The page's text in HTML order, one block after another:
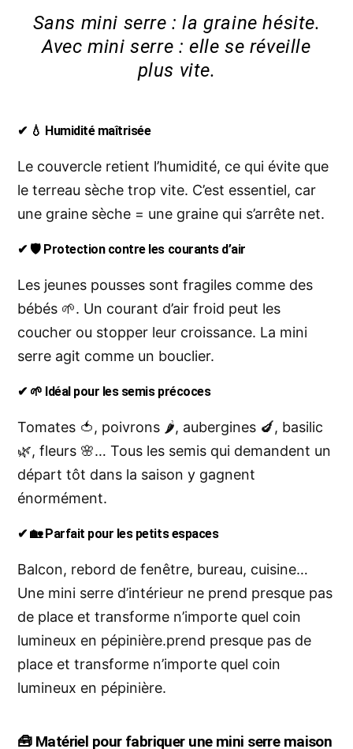
Sans mini serre : la graine hésite.
Avec mini serre : elle se réveille
plus vite.
✔ 💧 Humidité maîtrisée
Le couvercle retient l’humidité, ce qui évite que
le terreau sèche trop vite. C’est essentiel, car
une graine sèche = une graine qui s’arrête net.
✔ 🛡️ Protection contre les courants d’air
Les jeunes pousses sont fragiles comme des
bébés 🌱. Un courant d’air froid peut les
coucher ou stopper leur croissance. La mini
serre agit comme un bouclier.
✔ 🌱 Idéal pour les semis précoces
Tomates 🍅, poivrons 🌶️, aubergines 🍆, basilic
🌿, fleurs 🌸… Tous les semis qui demandent un
départ tôt dans la saison y gagnent
énormément.
✔ 🏡Parfait pour les petits espaces
Balcon, rebord de fenêtre, bureau, cuisine…
Une mini serre d’intérieur ne prend presque pas
de place et transforme n’importe quel coin
lumineux en pépinière.prend presque pas de
place et transforme n’importe quel coin
lumineux en pépinière.
🧰 Matériel pour fabriquer une mini serre maison